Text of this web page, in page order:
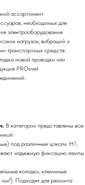
ассортимент
необходимых для
электрооборудования
нагрузок, вибраций и
транспортных средств.
новой проводки или
PROsvet
В категории представлены все
под различные цоколи: H1,
надежную фиксацию лампы
колодки, клеммные
Подходят для ремонта